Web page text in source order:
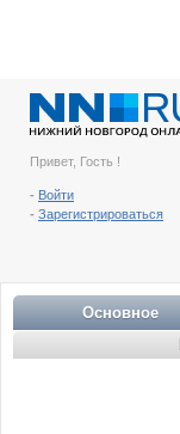
Привет, Гость !
- Войти
- Зарегистрироваться
Основное